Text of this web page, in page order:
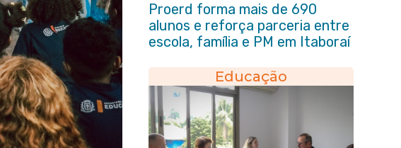
Proerd forma mais de 690
alunos e reforça parceria entre
escola, família e PM em Itaboraí
Educação